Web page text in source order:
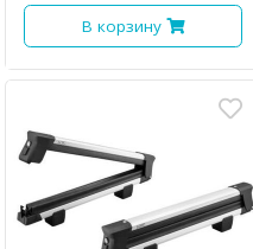
В корзину